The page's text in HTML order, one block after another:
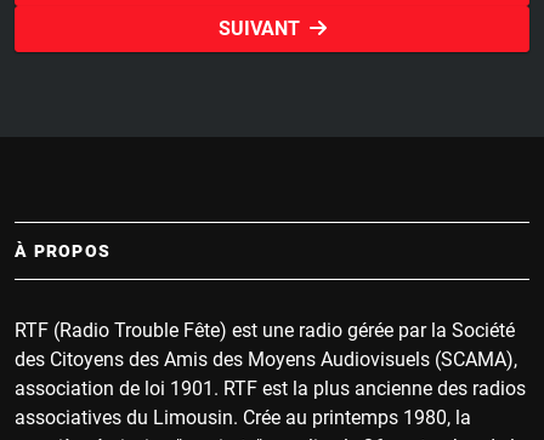
SUIVANT
À PROPOS
RTF (Radio Trouble Fête) est une radio gérée par la Société
des Citoyens des Amis des Moyens Audiovisuels (SCAMA),
association de loi 1901. RTF est la plus ancienne des radios
associatives du Limousin. Crée au printemps 1980, la